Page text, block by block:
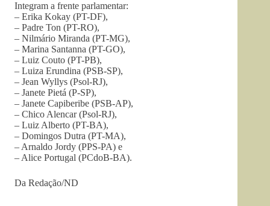
Integram a frente parlamentar:
– Erika Kokay (PT-DF),
– Padre Ton (PT-RO),
– Nilmário Miranda (PT-MG),
– Marina Santanna (PT-GO),
– Luiz Couto (PT-PB),
– Luiza Erundina (PSB-SP),
– Jean Wyllys (Psol-RJ),
– Janete Pietá (P-SP),
– Janete Capiberibe (PSB-AP),
– Chico Alencar (Psol-RJ),
– Luiz Alberto (PT-BA),
– Domingos Dutra (PT-MA),
– Arnaldo Jordy (PPS-PA) e
– Alice Portugal (PCdoB-BA).
Da Redação/ND